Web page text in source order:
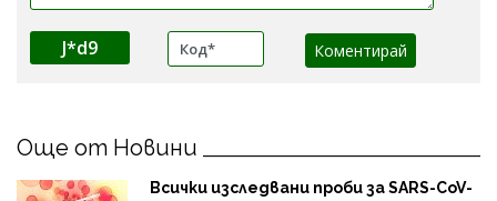
J*d9
Още от Новини
Всички изследвани проби за SARS-CoV-